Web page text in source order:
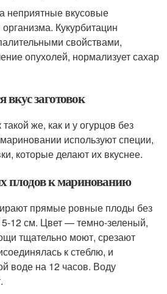
неприятные вкусовые
Кукурбитацин
свойствами,
опухолей, нормализует сахар
вкус заготовок
такой же, как и у огурцов без
используют специи,
которые делают их вкуснее.
плодов к маринованию
прямые ровные плоды без
12 см. Цвет — темно-зеленый,
тщательно моют, срезают
к стеблю, и
воде на 12 часов. Воду